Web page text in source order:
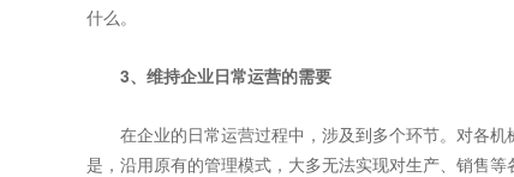
什么。
3、维持企业日常运营的需要
在企业的日常运营过程中，涉及到多个环节。对各机
是，沿用原有的管理模式，大多无法实现对生产、销售